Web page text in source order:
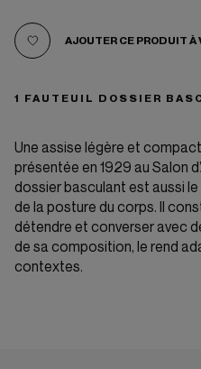
AJOUTER CE PRODUIT
1 FAUTEUIL DOSSIER
Une assise légère et
présentée en 1929 au Salon
dossier basculant est aussi
de la posture du corps. Il
détendre et converser avec
de sa composition, le rend
contextes.